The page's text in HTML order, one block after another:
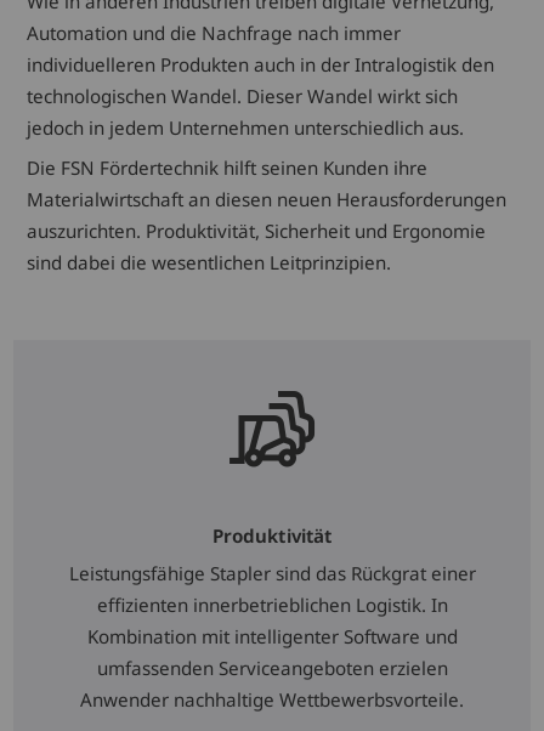
Automation und die Nachfrage nach immer
individuelleren Produkten auch in der Intralogistik den
technologischen Wandel. Dieser Wandel wirkt sich
jedoch in jedem Unternehmen unterschiedlich aus.
Die FSN Fördertechnik hilft seinen Kunden ihre
Materialwirtschaft an diesen neuen Herausforderungen
auszurichten. Produktivität, Sicherheit und Ergonomie
sind dabei die wesentlichen Leitprinzipien.
Produktivität
Leistungsfähige Stapler sind das Rückgrat einer
effizienten innerbetrieblichen Logistik. In
Kombination mit intelligenter Software und
umfassenden Serviceangeboten erzielen
Anwender nachhaltige Wettbewerbsvorteile.